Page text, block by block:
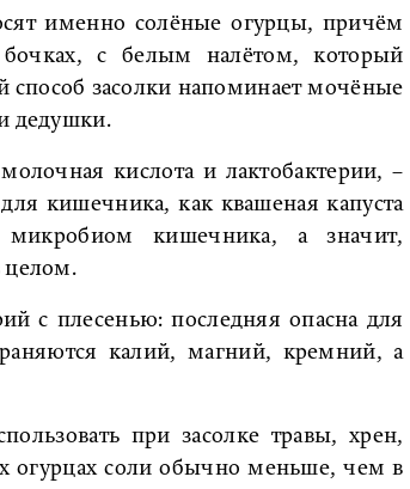
именно солёные огурцы, причём
с белым налётом, который
способ засолки напоминает мочёные
дедушки.
кислота и лактобактерии, –
кишечника, как квашеная капуста
кишечника, а значит,
целом.
с плесенью: последняя опасна для
калий, магний, кремний, а
при засолке травы, хрен,
огурцах соли обычно меньше, чем в